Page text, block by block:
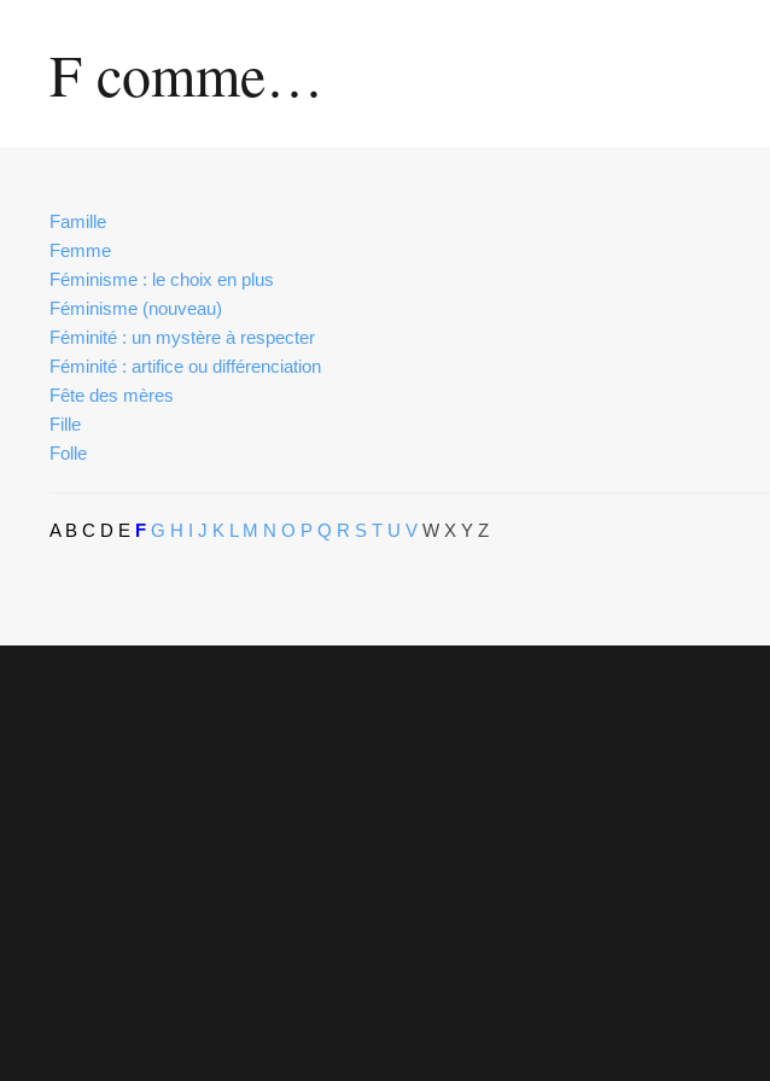
F comme…
Famille
Femme
Féminisme : le choix en plus
Féminisme (nouveau)
Féminité : un mystère à respecter
Féminité : artifice ou différenciation
Fête des mères
Fille
Folle
A B C D E F G H I J K L M N O P Q R S T U V W X Y Z